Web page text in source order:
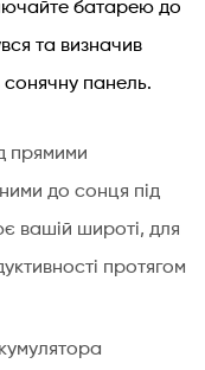
батарею до
та визначив
сонячну панель.
прямими
до сонця під
вашій широті, для
протягом